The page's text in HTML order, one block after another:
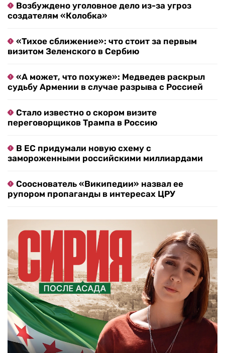
Возбуждено уголовное дело из-за угроз
создателям «Колобка»
«Тихое сближение»: что стоит за первым
визитом Зеленского в Сербию
«А может, что похуже»: Медведев раскрыл
судьбу Армении в случае разрыва с Россией
Стало известно о скором визите
переговорщиков Трампа в Россию
В ЕС придумали новую схему с
замороженными российскими миллиардами
Сооснователь «Википедии» назвал ее
рупором пропаганды в интересах ЦРУ